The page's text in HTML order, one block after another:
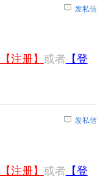
发私信
【注册】 或者 【登
发私信
【注册】 或者 【登